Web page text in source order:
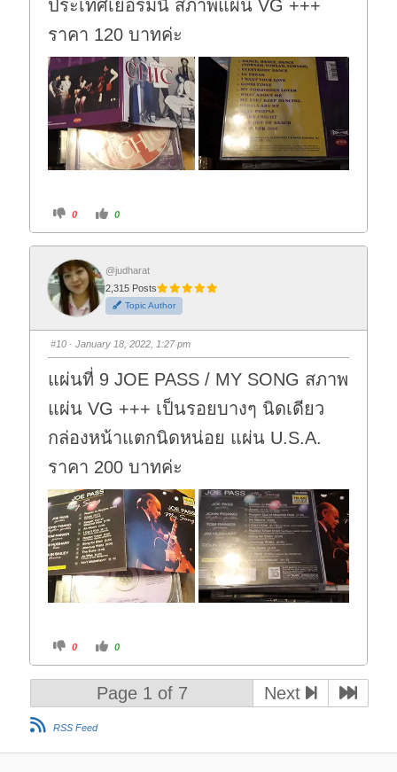
ประเทศเยอรมนี สภาพแผ่น VG +++
ราคา 120 บาทค่ะ
C
i
k
f
o
r
t
h
u
m
b
d
o
n
.
0
C
i
k
o
r
t
h
u
m
b
u
p
0
@judharat
2,315 Posts
Topic Author
#10 · January 18, 2022, 1:27 pm
แผ่นที่ 9 JOE PASS / MY SONG สภาพ
แผ่น VG +++ เป็นรอยบางๆ นิดเดียว
กล่องหน้าแตกนิดหน่อย แผ่น U.S.A.
ราคา 200 บาทค่ะ
C
i
k
h
m
0
C
i
k
f
o
m
0
Page 1 of 7 Next
RSS Feed